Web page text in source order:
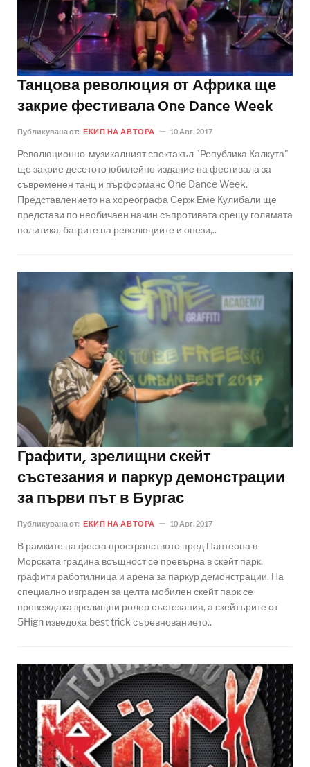
Танцова революция от Африка ще
закрие фестивала One Dance Week
Публикувана от: ЕКИП НА АВТОРА 10 Авг. 2017
Революционно-музикалният спектакъл "Република Калкута"
ще закрие десетото юбилейно издание на фестивала за
съвременен танц и пърформанс One Dance Week.
Представлението на хореографа Серж Еме Кулибали ще
представи по необичаен начин съпротивата срещу голямата
политика, багрите на революциите и онези,..
Графити, зрелищни скейт
състезания и паркур демонстрации
за първи път в Бургас
Публикувана от: ЕКИП НА АВТОРА 10 Авг. 2017
В рамките на феста пространството пред Пантеона в
Морската градина всъщност се превърна в скейт парк,
графити работилница и арена за паркур демонстрации. На
специално изграден за целта мобилен скейт парк се
провеждаха зрелищни ролер състезания, а скейтърите от
5High изведоха best trick съревнованието..